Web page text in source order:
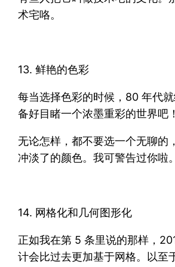
术宅咯。
13. 鲜艳的色彩
每当选择色彩的时候，80 年代
备好目睹一个浓墨重彩的世界吧！
无论怎样，都不要选一个无聊的
冲淡了的颜色。我可警告过你啦。
14. 网格化和几何图形化
正如我在第 5 条里说的那样，
计会比过去更加基于网格。以至